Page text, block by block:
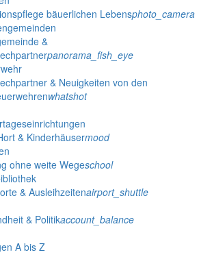
bäuerlichen Lebensphoto_camera
&
panorama_fish_eye
& Neuigkeiten von den
whatshot
& Kinderhäusermood
ohne weite Wegeschool
& Ausleihzeitenairport_shuttle
& Politikaccount_balance
A bis Z